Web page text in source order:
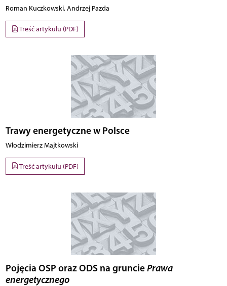
Roman Kuczkowski, Andrzej Pazda
Treść artykułu (PDF)
Trawy energetyczne w Polsce
Włodzimierz Majtkowski
Treść artykułu (PDF)
Pojęcia OSP oraz ODS na grunciePrawa
energetycznego